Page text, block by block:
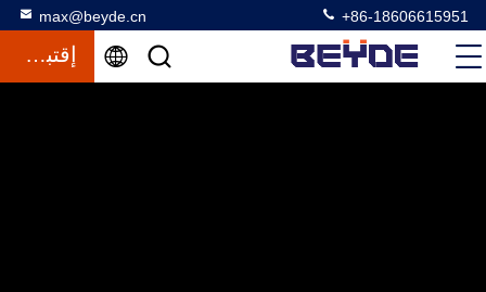
max@beyde.cn +86-18606615951
إقتباس